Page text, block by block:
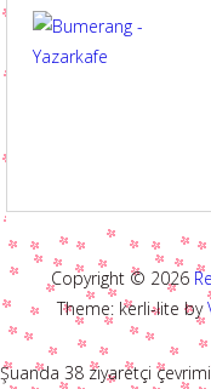
Copyright © 2026
Theme: kerli-lite by
Şuanda 38 ziyaretçi